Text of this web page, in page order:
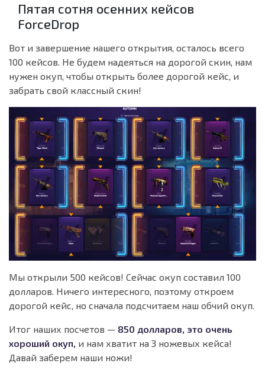
Пятая сотня осенних кейсов
ForceDrop
Вот и завершение нашего открытия, осталось всего
100 кейсов. Не будем надеяться на дорогой скин, нам
нужен окуп, чтобы открыть более дорогой кейс, и
забрать свой классный скин!
Мы открыли 500 кейсов! Сейчас окуп составил 100
долларов. Ничего интересного, поэтому откроем
дорогой кейс, но сначала подсчитаем наш обчий окуп.
Итог наших посчетов — 850 долларов, это очень
хороший окуп, и нам хватит на 3 ножевых кейса!
Давай заберем наши ножи!